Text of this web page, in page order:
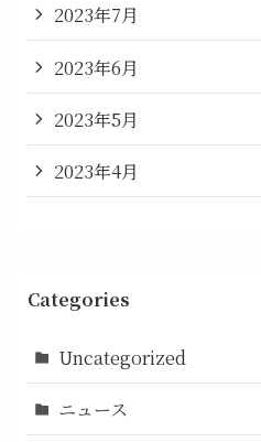
2023年7月
2023年6月
2023年5月
2023年4月
Categories
Uncategorized
ニュース